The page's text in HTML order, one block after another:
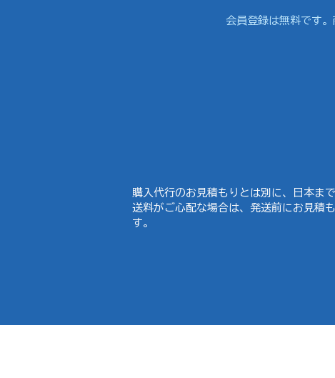
会員登録は無料です
購入代行のお見積もりとは別に、日本ま
送料がご心配な場合は、発送前にお見積
す。